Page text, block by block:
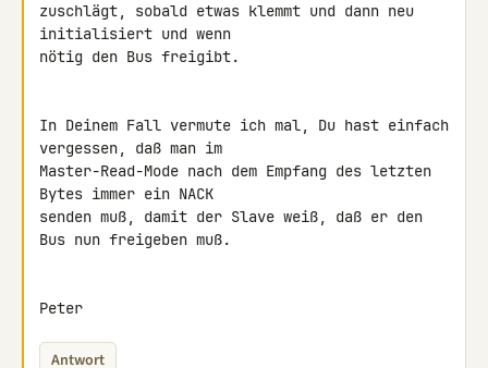
zuschlägt, sobald etwas klemmt und dann neu
initialisiert und wenn
nötig den Bus freigibt.
In Deinem Fall vermute ich mal, Du hast einfach
vergessen, daß man im
Master-Read-Mode nach dem Empfang des letzten
Bytes immer ein NACK
senden muß, damit der Slave weiß, daß er den
Bus nun freigeben muß.
Peter
Antwort